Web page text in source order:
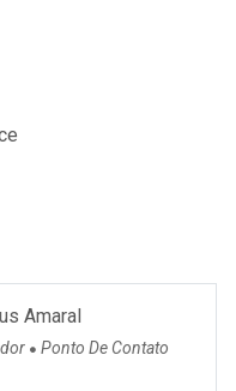
Amaral
● Ponto De Contato